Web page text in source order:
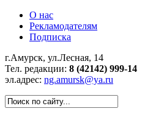
О нас
Рекламодателям
Подписка
г.Амурск, ул.Лесная, 14
Тел. редакции: 8 (42142) 999-14
эл.адрес: ng.amursk@ya.ru